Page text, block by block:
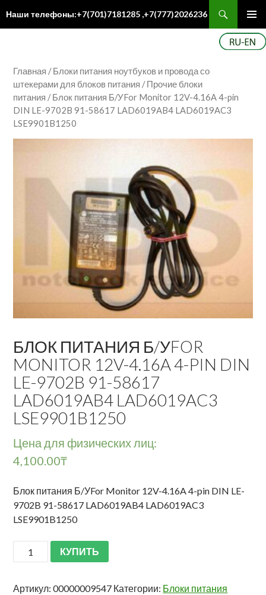
Наши телефоны:+7(701)7181285 ,+7(777)2026236
Главная /Блоки питания ноутбуков и провода со
штекерами для блоков питания /Прочие блоки
питания / Блок питания Б/УFor Monitor 12V-4.16A 4-pin
DIN LE-9702B 91-58617 LAD6019AB4 LAD6019AC3
LSE9901B1250
БЛОК ПИТАНИЯ Б/УFOR
MONITOR 12V-4.16A 4-PIN DIN
LE-9702B 91-58617
LAD6019AB4 LAD6019AC3
LSE9901B1250
Цена для физических лиц:
4,100.00₸
Блок питания Б/УFor Monitor 12V-4.16A 4-pin DIN LE-
9702B 91-58617 LAD6019AB4 LAD6019AC3
LSE9901B1250
КУПИТЬ
Артикул:00000009547 Категории: Блоки питания